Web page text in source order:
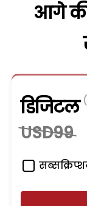
आगे
डिजिटल
USD99